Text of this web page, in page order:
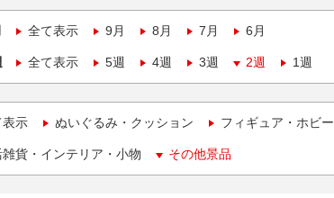
全て表示 9月 8月 7月 6月
全て表示 5週 4週 3週 2週 1週
表示 ぬいぐるみ・クッション フィギュア・ホビー
貨・インテリア・小物 その他景品